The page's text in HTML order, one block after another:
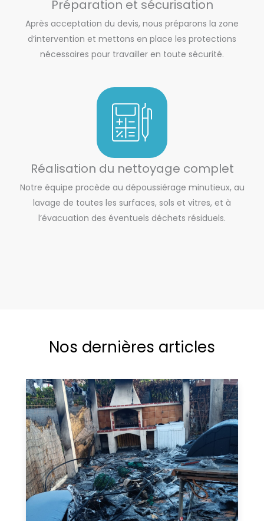
Préparation et sécurisation
Après acceptation du devis, nous préparons la zone
d’intervention et mettons en place les protections
nécessaires pour travailler en toute sécurité.
Réalisation du nettoyage complet
Notre équipe procède au dépoussiérage minutieux, au
lavage de toutes les surfaces, sols et vitres, et à
l’évacuation des éventuels déchets résiduels.
Nos dernières articles